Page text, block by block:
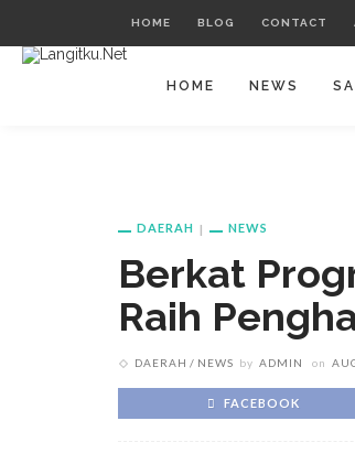
HOME BLOG CONTACT
HOME NEWS
DAERAH NEWS
Berkat
Raih
DAERAH NEWS by ADMIN on
FACEBOOK